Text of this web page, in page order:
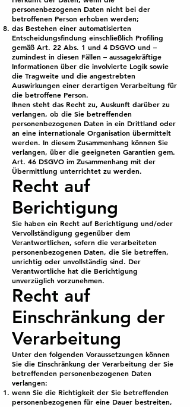
personenbezogenen Daten nicht bei der
betroffenen Person erhoben werden;
das Bestehen einer automatisierten
Entscheidungsfindung einschließlich Profiling
gemäß Art. 22 Abs. 1 und 4 DSGVO und –
zumindest in diesen Fällen – aussagekräftige
Informationen über die involvierte Logik sowie
die Tragweite und die angestrebten
Auswirkungen einer derartigen Verarbeitung für
die betroffene Person.
Ihnen steht das Recht zu, Auskunft darüber zu
verlangen, ob die Sie betreffenden
personenbezogenen Daten in ein Drittland oder
an eine internationale Organisation übermittelt
werden. In diesem Zusammenhang können Sie
verlangen, über die geeigneten Garantien gem.
Art. 46 DSGVO im Zusammenhang mit der
Übermittlung unterrichtet zu werden.
Recht auf
Berichtigung
Sie haben ein Recht auf Berichtigung und/oder
Vervollständigung gegenüber dem
Verantwortlichen, sofern die verarbeiteten
personenbezogenen Daten, die Sie betreffen,
unrichtig oder unvollständig sind. Der
Verantwortliche hat die Berichtigung
unverzüglich vorzunehmen.
Recht auf
Einschränkung der
Verarbeitung
Unter den folgenden Voraussetzungen können
Sie die Einschränkung der Verarbeitung der Sie
betreffenden personenbezogenen Daten
verlangen:
wenn Sie die Richtigkeit der Sie betreffenden
personenbezogenen für eine Dauer bestreiten,